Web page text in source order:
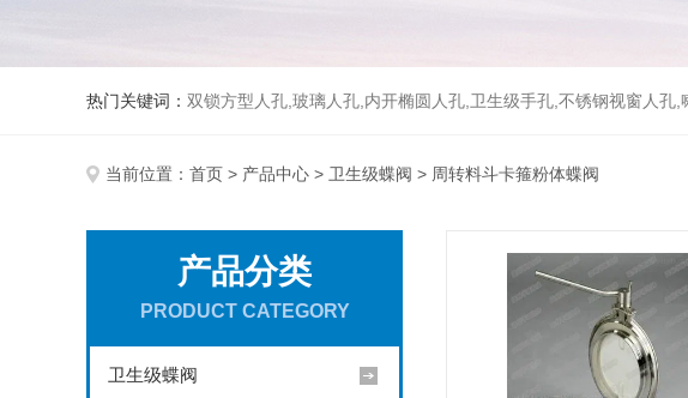
热门关键词： 双锁方型人孔,玻璃人孔,内开椭圆人孔,卫生级手孔,不锈钢视窗人孔,
当前位置： 首页 > 产品中心 > 卫生级蝶阀 > 周转料斗卡箍粉体蝶阀
产品分类
PRODUCT CATEGORY
卫生级蝶阀